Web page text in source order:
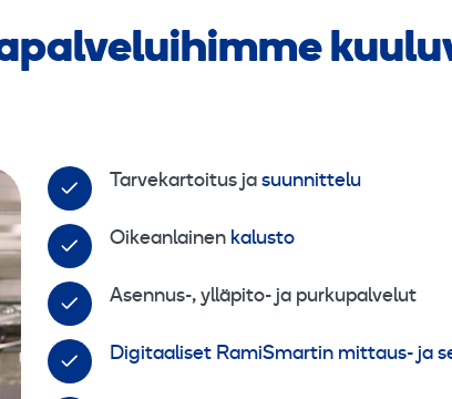
Tarvekartoitus ja suunnittelu
Oikeanlainen kalusto
Asennus-, ylläpito- ja purkupalvelut
Digitaaliset RamiSmartin mittaus- ja